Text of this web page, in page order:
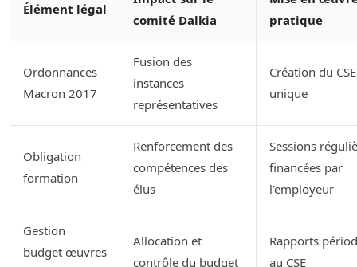
Élément légal
comité Dalkia
pratique
Ordonnances
Macron 2017
Fusion des
instances
représentatives
Création du CSE
unique
Obligation
formation
Renforcement des
compétences des
élus
Sessions
financées par
l’employeur
Gestion
budget œuvres
Allocation et
contrôle du budget
Rapports
au CSE